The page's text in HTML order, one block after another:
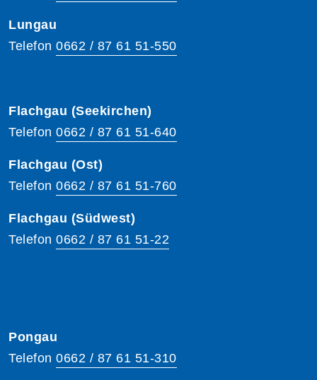
Lungau
Telefon 0662 / 87 61 51-550
Flachgau (Seekirchen)
Telefon 0662 / 87 61 51-640
Flachgau (Ost)
Telefon 0662 / 87 61 51-760
Flachgau (Südwest)
Telefon 0662 / 87 61 51-22
Pongau
Telefon 0662 / 87 61 51-310